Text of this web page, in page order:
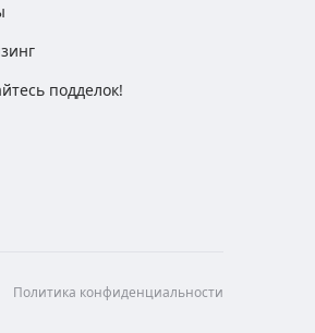
подделок!
Политика конфиденциальности